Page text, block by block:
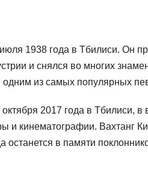
1938 года в Тбилиси. Он
и снялся во многих
из самых популярных
2017 года в Тбилиси,
и кинематографии. Вахтанг
останется в памяти